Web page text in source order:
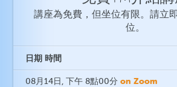
講座為免費，但坐位有限。請立
位。
日期 時間
08月14日 , 下午 8點00分 on Zoom